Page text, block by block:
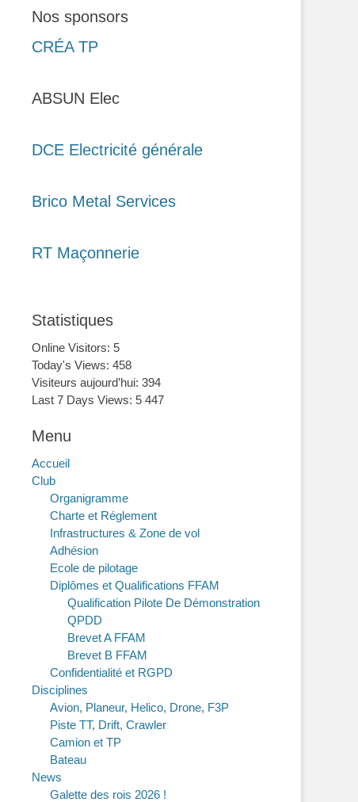
Nos sponsors
CRÉA TP
ABSUN Elec
DCE Electricité générale
Brico Metal Services
RT Maçonnerie
Statistiques
Online Visitors: 5
Today's Views: 458
Visiteurs aujourd’hui: 394
Last 7 Days Views: 5 447
Menu
Accueil
Club
Organigramme
Charte et Réglement
Infrastructures & Zone de vol
Adhésion
Ecole de pilotage
Diplômes et Qualifications FFAM
Qualification Pilote De Démonstration
QPDD
Brevet A FFAM
Brevet B FFAM
Confidentialité et RGPD
Disciplines
Avion, Planeur, Helico, Drone, F3P
Piste TT, Drift, Crawler
Camion et TP
Bateau
News
Galette des rois 2026 !